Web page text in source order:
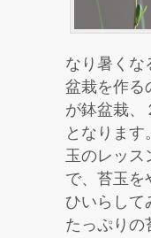
なり暑くな
盆栽を作る
が鉢盆栽、
となりま
玉のレッス
で、苔玉を
ひいらし
たっぷりの